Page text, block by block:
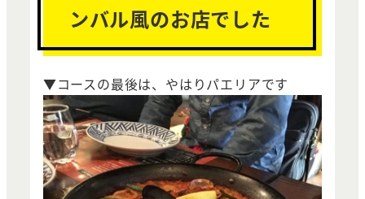
ンバル風のお店でした
▼コースの最後は、やはりパエリアです